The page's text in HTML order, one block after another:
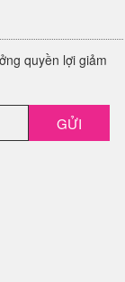
quyền lợi giảm
GỬI